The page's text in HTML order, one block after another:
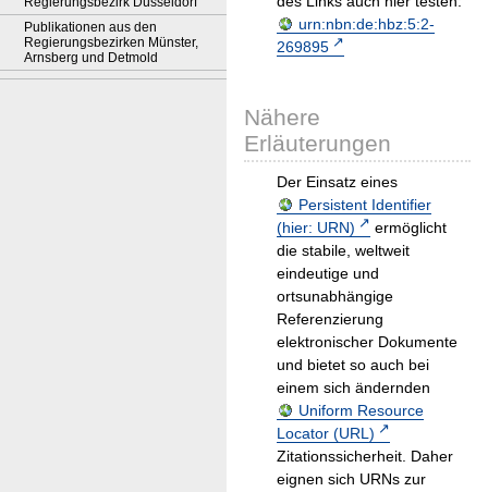
Publikationen aus den
Regierungsbezirken Münster,
Arnsberg und Detmold
urn:nbn:de:hbz:5:2-
269895
Nähere
Erläuterungen
Der Einsatz eines
Persistent Identifier
(hier: URN)
ermöglicht
die stabile, weltweit
eindeutige und
ortsunabhängige
Referenzierung
elektronischer Dokumente
und bietet so auch bei
einem sich ändernden
Uniform Resource
Locator (URL)
Zitationssicherheit. Daher
eignen sich URNs zur